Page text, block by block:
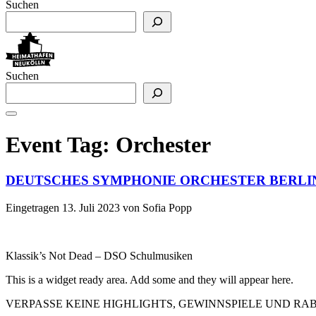
Suchen
Suchen
Event Tag: Orchester
DEUTSCHES SYMPHONIE ORCHESTER
Eingetragen 13. Juli 2023 von Sofia Popp
Klassik’s Not Dead – DSO Schulmusiken
This is a widget ready area. Add some and they will appear here.
VERPASSE KEINE HIGHLIGHTS, GEWINNSPIELE UND